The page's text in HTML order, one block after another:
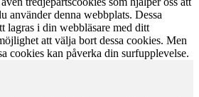
använder denna webbplats. Dessa
lagras i din webbläsare med ditt
att välja bort dessa cookies. Men
cookies kan påverka din surfupplevelse.